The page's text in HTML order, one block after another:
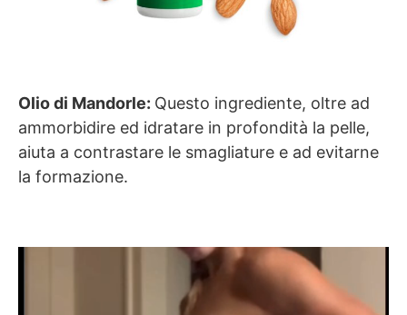
Olio di Mandorle: Questo ingrediente, oltre ad
ammorbidire ed idratare in profondità la pelle,
aiuta a contrastare le smagliature e ad evitarne
la formazione.